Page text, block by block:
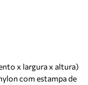
x largura x altura)
com estampa de